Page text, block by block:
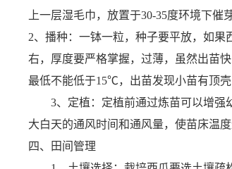
上一层湿毛巾，放置于30-35度环境下催
2、播种： 一钵一粒，种子要平放，如果
右，厚度要严格掌握，过薄，虽然出苗
最低不能低于15℃， 出苗发现小苗有顶
3、定植： 定植前通过炼苗可以增强
大白天的通风时间和通风量，使苗床温
四、田间管理